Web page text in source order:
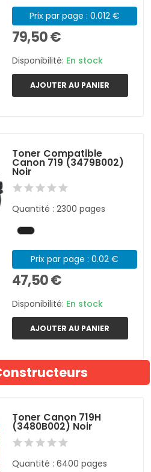
Prix par page : 0.012 €
79,50 €
Disponibilité: En stock
AJOUTER AU PANIER
Toner Compatible
Canon 719 (3479B002)
Noir
Quantité : 2300 pages
Prix par page : 0.02 €
47,50 €
Disponibilité: En stock
AJOUTER AU PANIER
Toner Canon 719H
(3480B002) Noir
Quantité : 6400 pages